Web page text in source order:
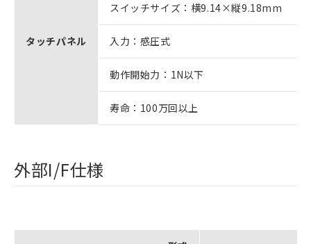
タッチパネル
スイッチサイズ：横9.14×縦9.18mm
入力：感圧式
動作開始力：1N以下
寿命：100万回以上
外部I/F仕様